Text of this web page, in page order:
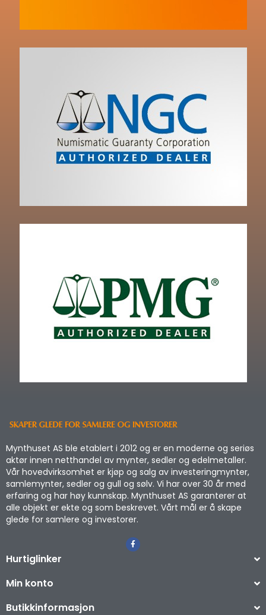
Mynthuset AS ble etablert i 2012 og er en moderne og seriøs
aktør innen netthandel av mynter, sedler og edelmetaller.
Vår hovedvirksomhet er kjøp og salg av investeringmynter,
samlemynter, sedler og gull og sølv. Vi har over 30 år med
erfaring og har høy kunnskap. Mynthuset AS garanterer at
alle objekt er ekte og som beskrevet. Vårt mål er å skape
glede for samlere og investorer.
Hurtiglinker
Min konto
Butikkinformasjon